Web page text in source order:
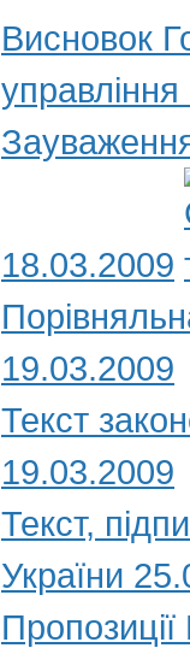
Висновок
18.03.2009
19.03.2009
Текст
19.03.2009
Текст,
України